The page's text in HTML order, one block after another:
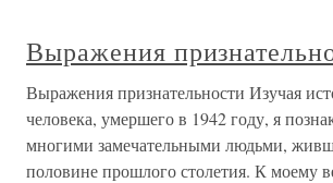
Выражения
Выражения признательности Изучая
человека, умершего в 1942 году, я
многими замечательными людьми,
половине прошлого столетия. К моему